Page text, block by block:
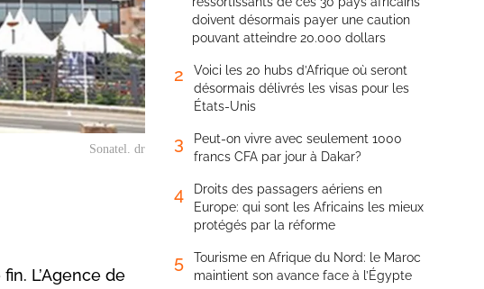
Sonatel. dr
L’Agence de
doivent désormais payer une caution
pouvant atteindre 20.000 dollars
2
Voici les 20 hubs d’Afrique où seront
désormais délivrés les visas pour les
États-Unis
3
Peut-on vivre avec seulement 1000
francs CFA par jour à Dakar?
4
Droits des passagers aériens en
Europe: qui sont les Africains les mieux
protégés par la réforme
5
Tourisme en Afrique du Nord: le Maroc
maintient son avance face à l’Égypte